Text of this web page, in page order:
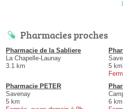
Pharmacies proches
Pharmacie de la Sabliere
La Chapelle-Launay
3.1 km
5 km
Pharmacie PETER
Savenay
5 km
6 km